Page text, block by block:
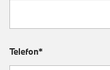
Telefon*